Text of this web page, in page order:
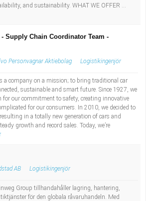
and sustainability. WHAT WE OFFER ...
Supply Chain Coordinator Team -
Personvagnar Aktiebolag Logistikingenjör
a company on a mission; to bring traditional car
sustainable and smart future. Since 1927, we
for our commitment to safety, creating innovative
for our consumers. In 2010, we decided to
in a totally new generation of cars and
growth and record sales. Today, we’re
AB Logistikingenjör
Group tillhandahåller lagring, hantering,
för den globala råvaruhandeln. Med